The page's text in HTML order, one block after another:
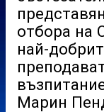
отбора на
най-
Марин